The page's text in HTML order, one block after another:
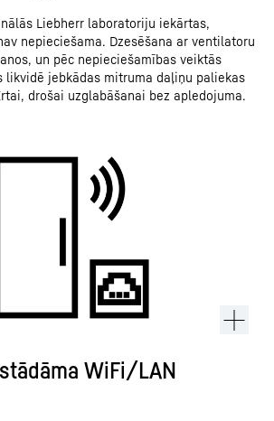
Liebherr laboratoriju iekārtas,
nepieciešama. Dzesēšana ar ventilatoru
un pēc nepieciešamības veiktās
likvidē jebkādas mitruma daļiņu paliekas
drošai uzglabāšanai bez apledojuma.
WiFi/LAN